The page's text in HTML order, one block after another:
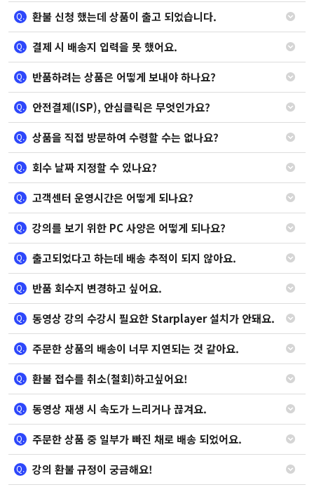
Q. 환불 신청 했는데 상품이 출고 되었습니다.
Q. 결제 시 배송지 입력을 못 했어요.
Q. 반품하려는 상품은 어떻게 보내야 하나요?
Q. 안전결제(ISP), 안심클릭은 무엇인가요?
Q. 상품을 직접 방문하여 수령할 수는 없나요?
Q. 회수 날짜 지정할 수 있나요?
Q. 고객센터 운영시간은 어떻게 되나요?
Q. 강의를 보기 위한 PC 사양은 어떻게 되나요?
Q. 출고되었다고 하는데 배송 추적이 되지 않아요.
Q. 반품 회수지 변경하고 싶어요.
Q. 동영상 강의 수강시 필요한 Starplayer 설치가 안돼요.
Q. 주문한 상품의 배송이 너무 지연되는 것 같아요.
Q. 환불 접수를 취소(철회)하고싶어요!
Q. 동영상 재생 시 속도가 느리거나 끊겨요.
Q. 주문한 상품 중 일부가 빠진 채로 배송 되었어요.
Q. 강의 환불 규정이 궁금해요!